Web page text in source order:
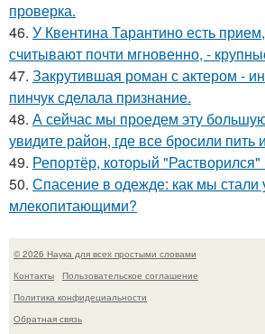
проверка.
46. У Квентина Тарантино есть
считывают почти мгновенно, -
47. Закрутившая роман с актером -
пинчук сделала признание.
48. А сейчас мы проедем эту
увидите район, где все бросили пить
49. Репортёр, который "Растворился"
50. Спасение в одежде: как мы стали
млекопитающими?
© 2026 Наука для всех простыми словами
Контакты
Пользовательское соглашение
Политика конфидециальности
Обратная связь